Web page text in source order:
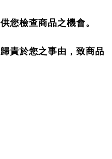
您檢查商品之機會。
責於您之事由，致商品